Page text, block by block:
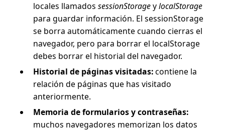
locales llamadossessionStorageylocalStorage
para guardar información. El sessionStorage
se borra automáticamente cuando cierras el
navegador, pero para borrar el localStorage
debes borrar el historial del navegador.
Historial de páginas visitadas:contiene la
relación de páginas que has visitado
anteriormente.
Memoria de formularios y contraseñas:
muchos navegadores memorizan los datos